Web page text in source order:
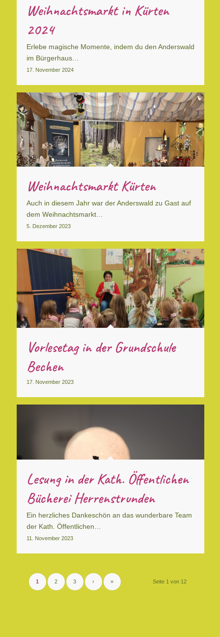
Weihnachtsmarkt in Kürten
2024
Erlebe magische Momente, indem du den Anderswald
im Bürgerhaus…
17. November 2024
Weihnachtsmarkt Kürten
Auch in diesem Jahr war der Anderswald zu Gast auf
dem Weihnachtsmarkt…
5. Dezember 2023
Vorlesetag in der Grundschule
Bechen
17. November 2023
Lesung in der Kath. Öffentlichen
Bücherei Herrenstrunden
Ein herzliches Dankeschön an das wunderbare Team
der Kath. Öffentlichen…
11. November 2023
Seite 1 von 12
1 2 3 › »